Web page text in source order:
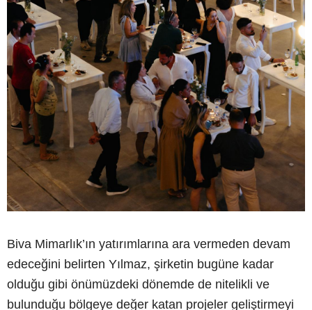
Biva Mimarlık’ın yatırımlarına ara vermeden devam
edeceğini belirten Yılmaz, şirketin bugüne kadar
olduğu gibi önümüzdeki dönemde de nitelikli ve
bulunduğu bölgeye değer katan projeler geliştirmeyi